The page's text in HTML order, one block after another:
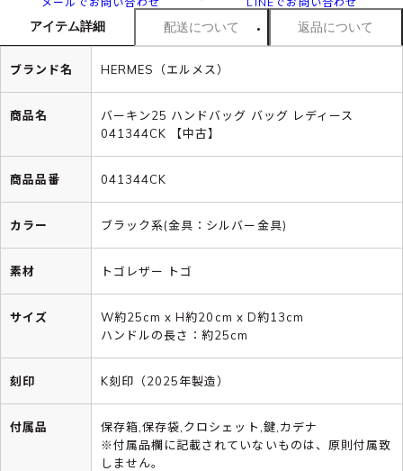
アイテム詳細 配送について 返品について
ブランド名 HERMES（エルメス）
商品名
バーキン25 ハンドバッグ バッグ レディース
041344CK 【中古】
商品品番 041344CK
カラー ブラック系(金具：シルバー金具)
素材 トゴレザー トゴ
サイズ
W約25cm x H約20cm x D約13cm
ハンドルの長さ：約25cm
刻印 K刻印（2025年製造）
付属品
保存箱,保存袋,クロシェット,鍵,カデナ
※付属品欄に記載されていないものは、原則付属致
しません。